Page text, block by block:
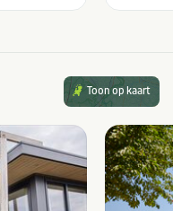
Toon op kaart